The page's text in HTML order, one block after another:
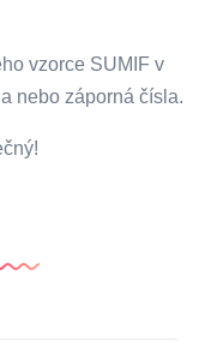
vzorce SUMIF v
nebo záporná čísla.